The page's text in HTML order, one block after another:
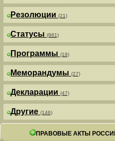
Резолюции (21)
Статусы (881)
Программы (19)
Меморандумы (27)
Декларации (47)
Другие (146)
ПРАВОВЫЕ АКТЫ